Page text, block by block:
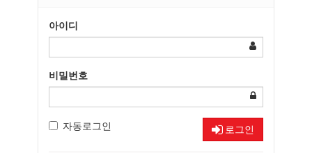
아이디
비밀번호
자동로그인 로그인